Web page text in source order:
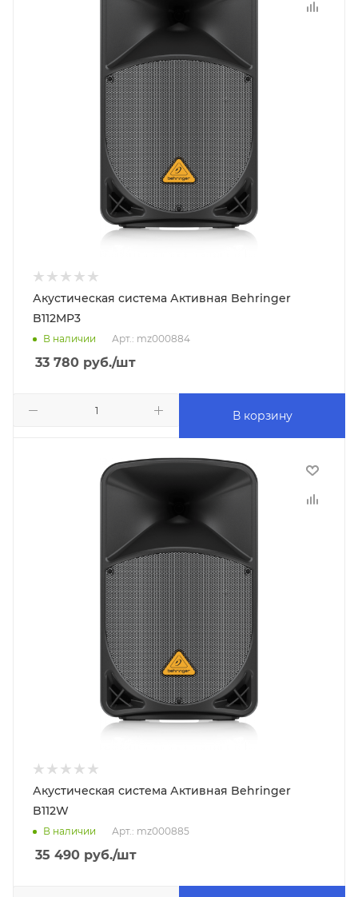
Акустическая система Активная Behringer
B112MP3
В наличии Арт.: mz000884
33 780 руб./шт
В корзину
Акустическая система Активная Behringer
B112W
В наличии Арт.: mz000885
35 490 руб./шт